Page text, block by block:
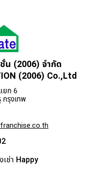
น (2006) จำกัด
(2006) Co.,Ltd
ยก 6
รุงเทพ
ช่า Happy